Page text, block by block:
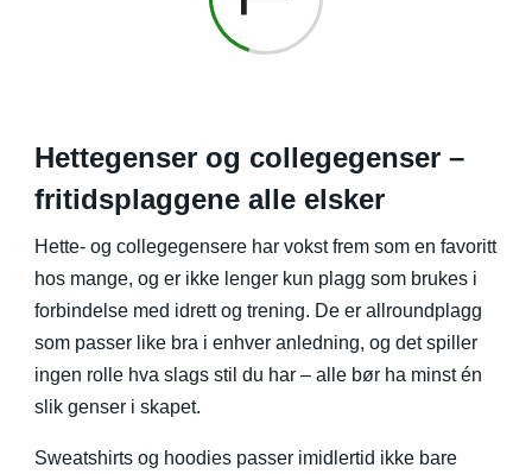
Hettegenser og collegegenser –
fritidsplaggene alle elsker
Hette- og collegegensere har vokst frem som en favoritt
hos mange, og er ikke lenger kun plagg som brukes i
forbindelse med idrett og trening. De er allroundplagg
som passer like bra i enhver anledning, og det spiller
ingen rolle hva slags stil du har – alle bør ha minst én
slik genser i skapet.
Sweatshirts og hoodies passer imidlertid ikke bare